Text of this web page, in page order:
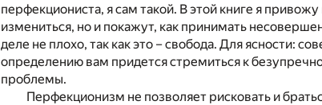
перфекциониста, я сам такой. В этой книге я
измениться, но и покажут, как принимать
деле не плохо, так как это – свобода. Для ясности:
определению вам придется стремиться к
проблемы.
Перфекционизм не позволяет рисковать и